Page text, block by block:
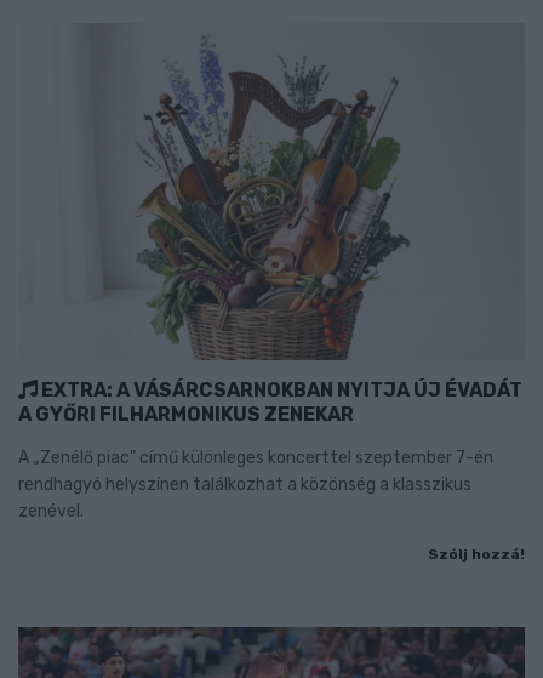
EXTRA: A VÁSÁRCSARNOKBAN NYITJA ÚJ ÉVADÁT
A GYŐRI FILHARMONIKUS ZENEKAR
A „Zenélő piac” című különleges koncerttel szeptember 7-én
rendhagyó helyszínen találkozhat a közönség a klasszikus
zenével.
Szólj hozzá!